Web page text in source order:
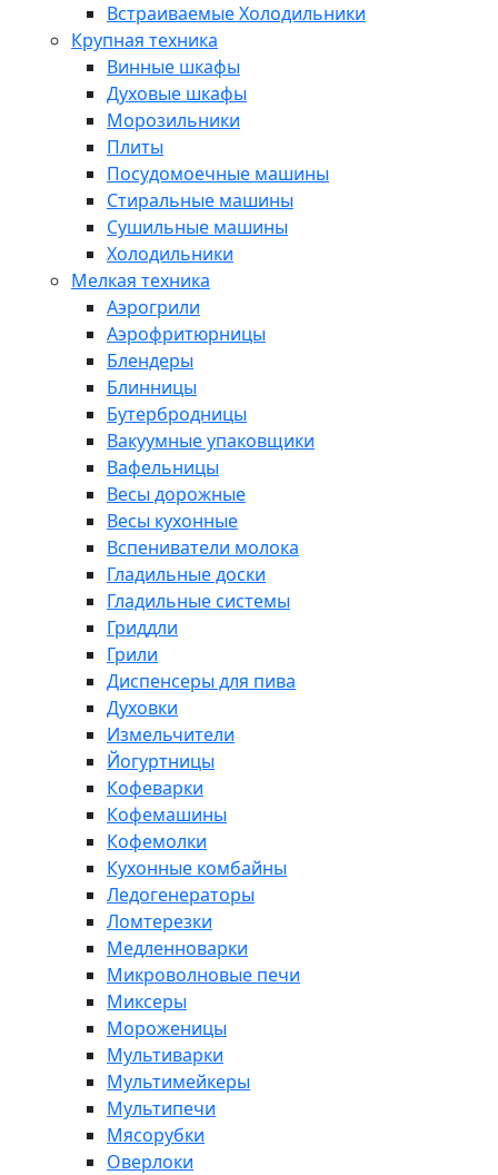
Встраиваемые Холодильники
Крупная техника
Винные шкафы
Духовые шкафы
Морозильники
Плиты
Посудомоечные машины
Стиральные машины
Сушильные машины
Холодильники
Мелкая техника
Аэрогрили
Аэрофритюрницы
Блендеры
Блинницы
Бутербродницы
Вакуумные упаковщики
Вафельницы
Весы дорожные
Весы кухонные
Вспениватели молока
Гладильные доски
Гладильные системы
Гриддли
Грили
Диспенсеры для пива
Духовки
Измельчители
Йогуртницы
Кофеварки
Кофемашины
Кофемолки
Кухонные комбайны
Ледогенераторы
Ломтерезки
Медленноварки
Микроволновые печи
Миксеры
Мороженицы
Мультиварки
Мультимейкеры
Мультипечи
Мясорубки
Оверлоки